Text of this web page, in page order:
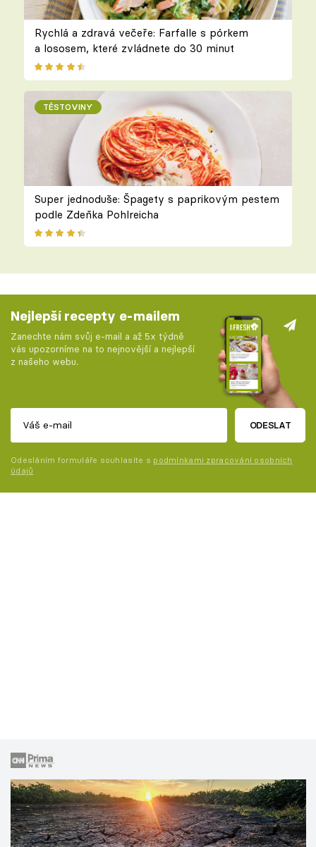
Rychlá a zdravá večeře: Farfalle s pórkem
a lososem, které zvládnete do 30 minut
TĚSTOVINY
Super jednoduše: Špagety s paprikovým pestem
podle Zdeňka Pohlreicha
Nejlepší recepty e-mailem
Zanechte nám svůj e-mail a až 5x týdně
vás upozorníme na to nejnovější a nejlepší
z našeho webu.
ODESLAT
Odesláním formuláře souhlasíte s podmínkami zpracování osobních
údajů